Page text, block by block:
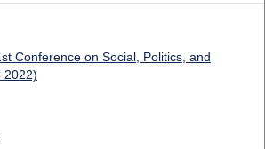
Conference on Social, Politics, and
2022)